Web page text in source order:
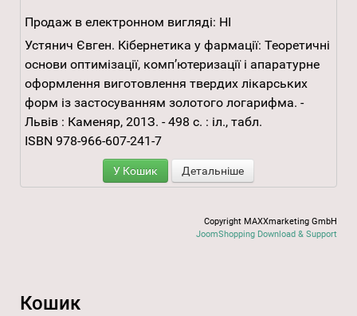
Продаж в електронном вигляді: НІ
Устянич Євген. Кібернетика у фармації: Теоретичні
основи оптимізації, комп’ютеризації і апаратурне
оформлення виготовлення твердих лікарських
форм із застосуванням золотого логарифма. -
Львів : Каменяр, 201З. - 498 с. : іл., табл.
ISBN 978-966-607-241-7
У Кошик Детальніше
Copyright MAXXmarketing GmbH
JoomShopping Download & Support
Кошик